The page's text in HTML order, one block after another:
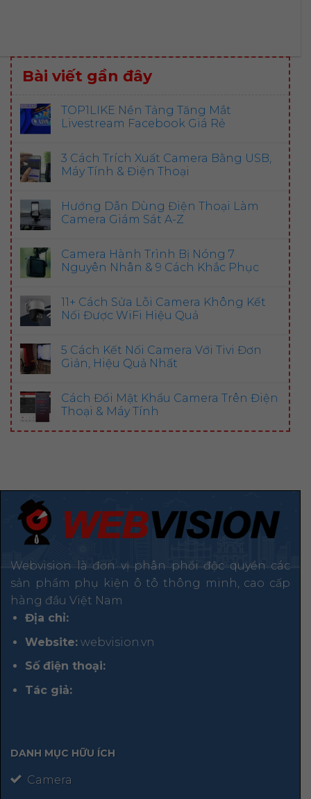
Bài viết gần đây
TOP1LIKE Nền Tảng Tăng Mắt
Livestream Facebook Giá Rẻ
3 Cách Trích Xuất Camera Bằng USB,
Máy Tính & Điện Thoại
Hướng Dẫn Dùng Điện Thoại Làm
Camera Giám Sát A-Z
Camera Hành Trình Bị Nóng 7
Nguyên Nhân & 9 Cách Khắc Phục
11+ Cách Sửa Lỗi Camera Không Kết
Nối Được WiFi Hiệu Quả
5 Cách Kết Nối Camera Với Tivi Đơn
Giản, Hiệu Quả Nhất
Cách Đổi Mật Khẩu Camera Trên Điện
Thoại & Máy Tính
Webvision là đơn vị phân phối độc quyền các
sản phẩm phụ kiện ô tô thông minh, cao cấp
hàng đầu Việt Nam
Địa chỉ:
Website:webvision.vn
Số điện thoại:
Tác giả:
DANH MỤC HỮU ÍCH
Camera